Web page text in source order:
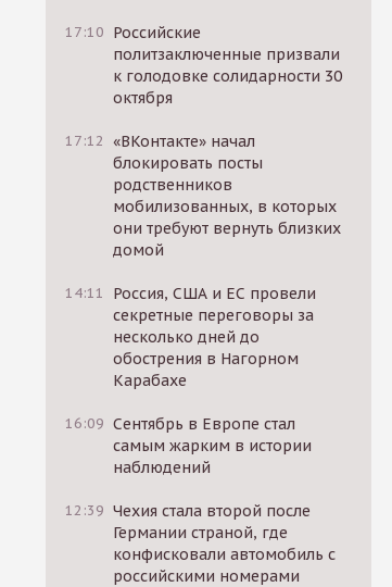
17:10 Российские
политзаключенные призвали
к голодовке солидарности 30
октября
17:12 «ВКонтакте» начал
блокировать посты
родственников
мобилизованных, в которых
они требуют вернуть близких
домой
14:11
Россия, США и ЕС провели
секретные переговоры за
несколько дней до
обострения в Нагорном
Карабахе
16:09 Сентябрь в Европе стал
самым жарким в истории
наблюдений
12:39 Чехия стала второй после
Германии страной, где
конфисковали автомобиль с
российскими номерами